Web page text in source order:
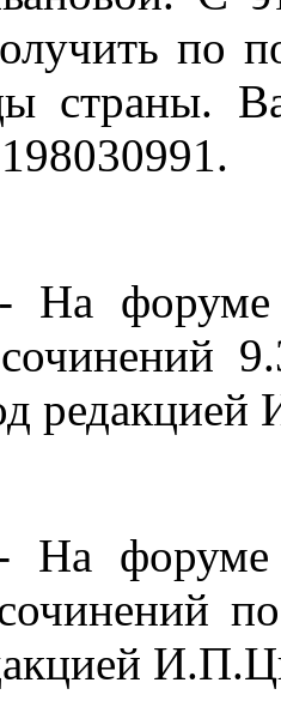
по
страны.
На форуме
На форуме